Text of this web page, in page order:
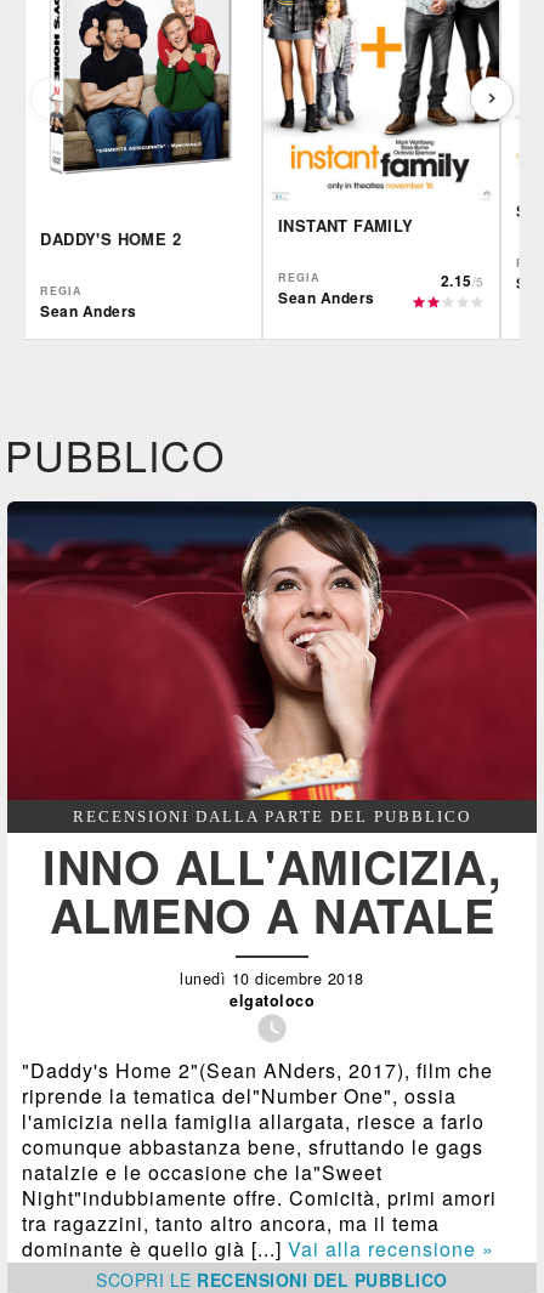
DADDY'S HOME 2
REGIA
Sean Anders
INSTANT FAMILY
REGIA
Sean Anders
2.15/5
PUBBLICO
RECENSIONI DALLA PARTE DEL PUBBLICO
INNO ALL'AMICIZIA,
ALMENO A NATALE
lunedì 10 dicembre 2018
elgatoloco

"Daddy's Home 2"(Sean ANders, 2017), film che
riprende la tematica del"Number One", ossia
l'amicizia nella famiglia allargata, riesce a farlo
comunque abbastanza bene, sfruttando le gags
natalzie e le occasione che la"Sweet
Night"indubbiamente offre. Comicità, primi amori
tra ragazzini, tanto altro ancora, ma il tema
dominante è quello già [...]Vai alla recensione »
SCOPRI LE RECENSIONI DEL PUBBLICO